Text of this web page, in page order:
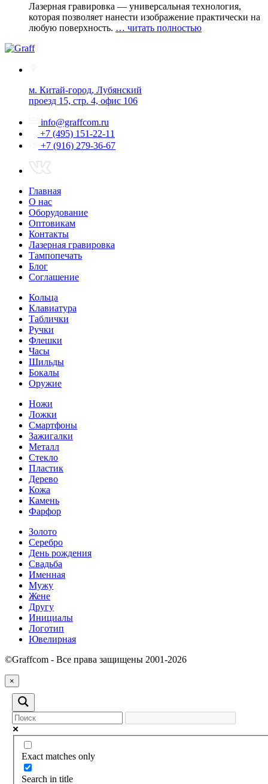
Лазерная гравировка — универсальная технология,
которая позволяет нанести изображение практически на
любую поверхность. … читать полностью
м. Китай-город, Лубянский
проезд 15, стр. 4, офис 106
info@graffcom.ru
+7 (495) 151-22-11
+7 (916) 279-36-67
Главная
О нас
Оборудование
Оптовикам
Контакты
Лазерная гравировка
Тампопечать
Блог
Соглашение
Кольца
Клавиатура
Таблички
Ручки
Флешки
Часы
Шильды
Бокалы
Оружие
Ножи
Ложки
Смартфоны
Зажигалки
Металл
Стекло
Пластик
Дерево
Кожа
Камень
Фарфор
Золото
Серебро
День рождения
Свадьба
Именная
Мужу
Жене
Другу
Инициалы
Логотип
Ювелирная
©Graffcom - Все права защищены 2001-2026
×
Exact matches only
Search in title